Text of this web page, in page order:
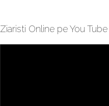
Ziaristi Online pe You Tube